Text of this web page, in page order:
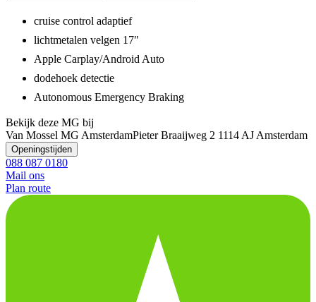
cruise control adaptief
lichtmetalen velgen 17"
Apple Carplay/Android Auto
dodehoek detectie
Autonomous Emergency Braking
Bekijk deze MG bij
Van Mossel MG AmsterdamPieter Braaijweg 2 1114 AJ Amsterdam
Openingstijden
088 087 0180
Mail ons
Plan route